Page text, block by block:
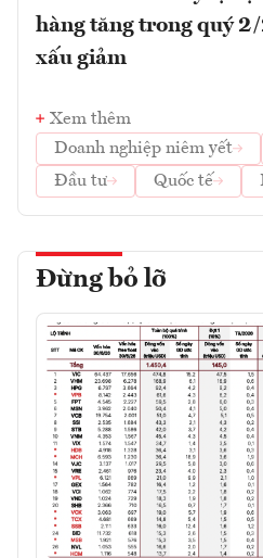
hàng tăng trong quý
xấu giảm
Xem thêm
Doanh nghiệp niêm yết
Đầu tư
Quốc tế
Đừng bỏ lỡ